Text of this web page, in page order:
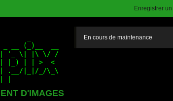
Enregistrer
D'IMAGES
En cours de maintenance